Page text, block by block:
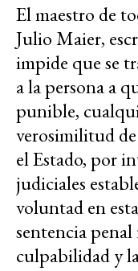
El maestro de
Julio Maier,
impide que se
a la persona a
punible,
verosimilitud
el Estado, por
judiciales
voluntad en
sentencia
culpabilidad y